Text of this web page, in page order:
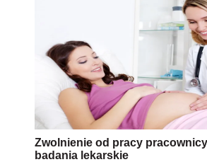
Zwolnienie od pracy
badania lekarskie